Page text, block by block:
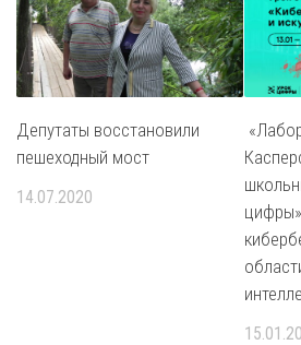
Депутаты восстановили
пешеходный мост
14.07.2020